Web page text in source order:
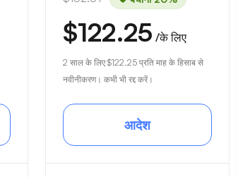
$122.25 /के लिए
2 साल के लिए $122.25 प्रति माह के हिसाब से
नवीनीकरण। कभी भी रद्द करें।
आदेश